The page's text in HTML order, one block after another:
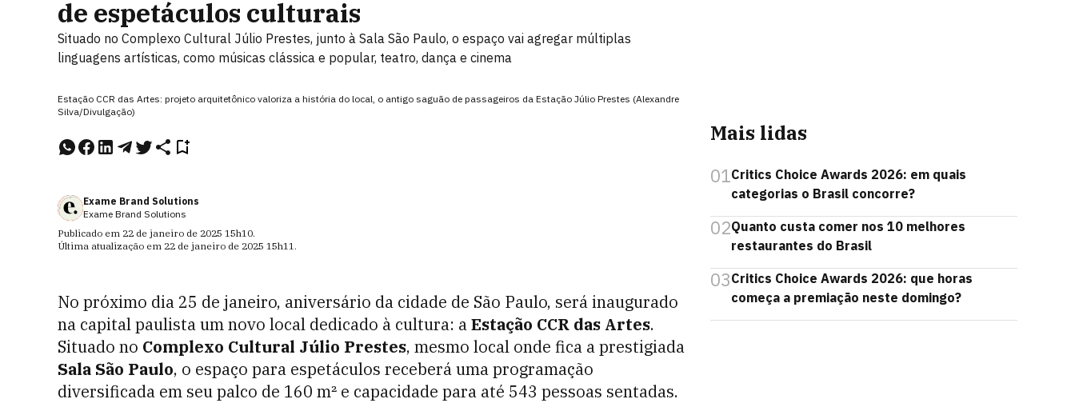
de espetáculos culturais
Situado no Complexo Cultural Júlio Prestes, junto à Sala São Paulo, o espaço vai agregar múltiplas
linguagens artísticas, como músicas clássica e popular, teatro, dança e cinema
Estação CCR das Artes: projeto arquitetônico valoriza a história do local, o antigo saguão de passageiros da Estação Júlio Prestes (Alexandre
Silva/Divulgação)
Exame Brand Solutions
Exame Brand Solutions
Publicado em 22 de janeiro de 2025 15h10.
Última atualização em 22 de janeiro de 2025 15h11.
No próximo dia 25 de janeiro, aniversário da cidade de São Paulo, será inaugurado
na capital paulista um novo local dedicado à cultura: aEstação CCR das Artes.
Situado no Complexo Cultural Júlio Prestes, mesmo local onde fica a prestigiada
Sala São Paulo, o espaço para espetáculos receberá uma programação
diversificada em seu palco de 160 m² e capacidade para até 543 pessoas sentadas.
Mais lidas
01Critics Choice Awards 2026: em quais
categorias o Brasil concorre?
02Quanto custa comer nos 10 melhores
restaurantes do Brasil
03Critics Choice Awards 2026: que horas
começa a premiação neste domingo?